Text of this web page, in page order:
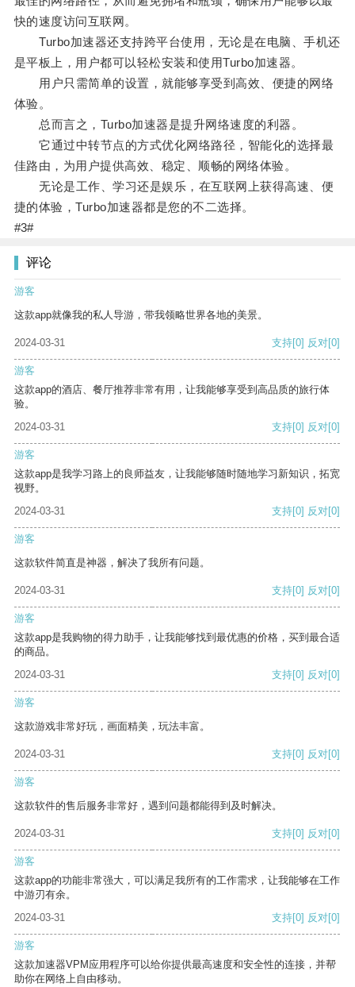
快的速度访问互联网。
Turbo加速器还支持跨平台使用，无论是在电脑、手机还
是平板上，用户都可以轻松安装和使用Turbo加速器。
用户只需简单的设置，就能够享受到高效、便捷的网络
体验。
总而言之，Turbo加速器是提升网络速度的利器。
它通过中转节点的方式优化网络路径，智能化的选择最
佳路由，为用户提供高效、稳定、顺畅的网络体验。
无论是工作、学习还是娱乐，在互联网上获得高速、便
捷的体验，Turbo加速器都是您的不二选择。
#3#
评论
游客
这款app就像我的私人导游，带我领略世界各地的美景。
2024-03-31 支持[0] 反对[0]
游客
这款app的酒店、餐厅推荐非常有用，让我能够享受到高品质的旅行体
验。
2024-03-31
支持[0] 反对[0]
游客
这款app是我学习路上的良师益友，让我能够随时随地学习新知识，拓宽
视野。
2024-03-31
支持[0] 反对[0]
游客
这款软件简直是神器，解决了我所有问题。
2024-03-31 支持[0] 反对[0]
游客
这款app是我购物的得力助手，让我能够找到最优惠的价格，买到最合适
的商品。
2024-03-31
支持[0] 反对[0]
游客
这款游戏非常好玩，画面精美，玩法丰富。
2024-03-31 支持[0] 反对[0]
游客
这款软件的售后服务非常好，遇到问题都能得到及时解决。
2024-03-31 支持[0] 反对[0]
游客
这款app的功能非常强大，可以满足我所有的工作需求，让我能够在工作
中游刃有余。
2024-03-31
支持[0] 反对[0]
游客
这款加速器VPM应用程序可以给你提供最高速度和安全性的连接，并帮
助你在网络上自由移动。